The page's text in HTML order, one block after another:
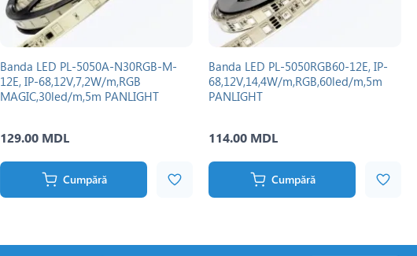
Banda LED PL-5050A-N30RGB-M-
12E, IP-68,12V,7,2W/m,RGB
MAGIC,30led/m,5m PANLIGHT
129.00 MDL
Cumpără
Banda LED PL-5050RGB60-12E, IP-
68,12V,14,4W/m,RGB,60led/m,5m
PANLIGHT
114.00 MDL
Cumpără